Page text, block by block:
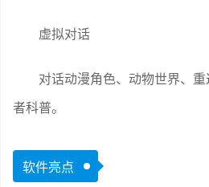
虚拟对话
对话动漫角色、动物世界、
者科普。
软件亮点